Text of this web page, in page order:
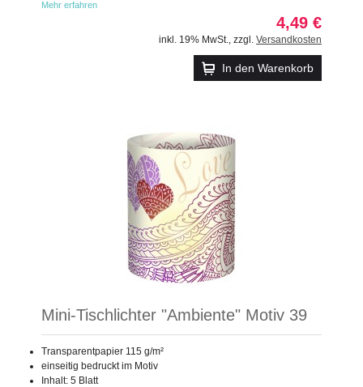
Mehr erfahren
4,49 €
inkl. 19% MwSt. zzgl. Versandkosten
In den Warenkorb
Mini-Tischlichter "Ambiente" Motiv 39
Transparentpapier 115 g/m²
einseitig bedruckt im Motiv
Inhalt: 5 Blatt